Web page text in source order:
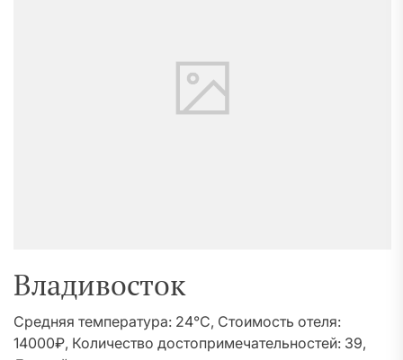
Владивосток
Средняя температура: 24°C, Стоимость отеля:
14000₽, Количество достопримечательностей: 39,